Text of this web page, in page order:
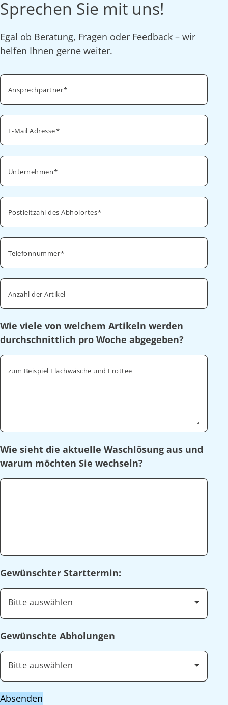
Sprechen Sie mit uns!
Egal ob Beratung, Fragen oder Feedback – wir
helfen Ihnen gerne weiter.
Ansprechpartner
E-Mail Adresse
Unternehmen
Postleitzahl des Abholortes
Telefonnummer
Anzahl der Artikel
Wie viele von welchem Artikeln werden
durchschnittlich pro Woche abgegeben?
zum Beispiel Flachwäsche und Frottee
Wie sieht die aktuelle Waschlösung aus und
warum möchten Sie wechseln?
Gewünschter Starttermin:
Bitte auswählen
Gewünschte Abholungen
Bitte auswählen
Absenden